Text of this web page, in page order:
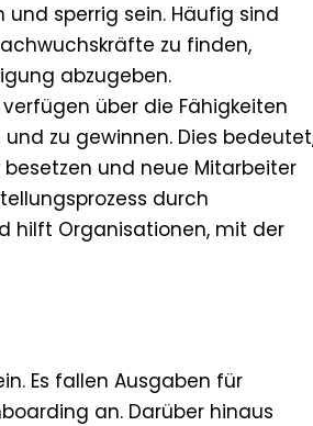
sperrig sein. Häufig sind
zu finden,
abzugeben.
über die Fähigkeiten
zu gewinnen. Dies
und neue Mitarbeiter
durch
hilft Organisationen, mit der
Es fallen Ausgaben für
an. Darüber hinaus